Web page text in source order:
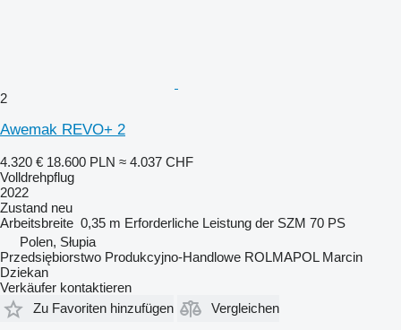
2
Awemak REVO+ 2
4.320 € 18.600 PLN ≈ 4.037 CHF
Volldrehpflug
2022
Zustand neu
Arbeitsbreite 0,35 m Erforderliche Leistung der SZM 70 PS
Polen, Słupia
Przedsiębiorstwo Produkcyjno-Handlowe ROLMAPOL Marcin
Dziekan
Verkäufer kontaktieren
Zu Favoriten hinzufügen
Vergleichen